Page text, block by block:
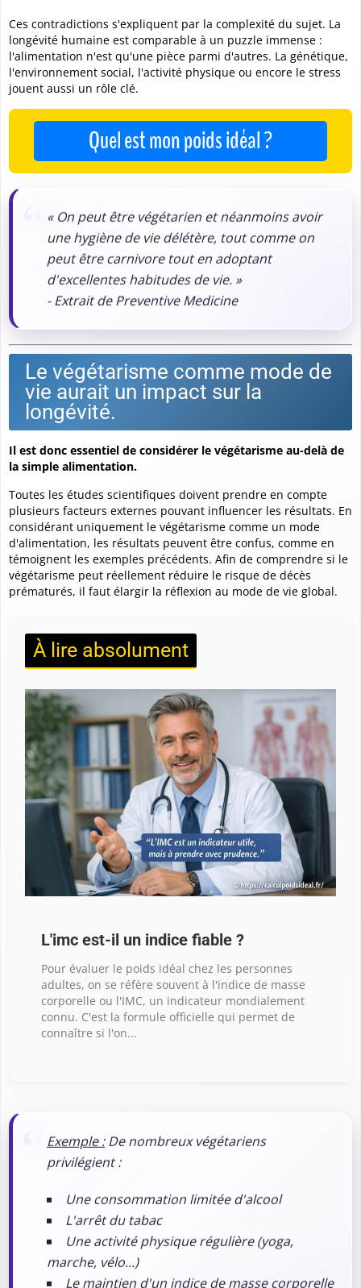
Ces contradictions s'expliquent par la complexité du sujet. La
longévité humaine est comparable à un puzzle immense :
l'alimentation n'est qu'une pièce parmi d'autres. La génétique,
l'environnement social, l'activité physique ou encore le stress
jouent aussi un rôle clé.
Quel est mon poids idéal ?
« On peut être végétarien et néanmoins avoir
une hygiène de vie délétère, tout comme on
peut être carnivore tout en adoptant
d'excellentes habitudes de vie. »
- Extrait de Preventive Medicine
Le végétarisme comme mode de
vie aurait un impact sur la
longévité.
Il est donc essentiel de considérer le végétarisme au-delà de
la simple alimentation.
Toutes les études scientifiques doivent prendre en compte
plusieurs facteurs externes pouvant influencer les résultats. En
considérant uniquement le végétarisme comme un mode
d'alimentation, les résultats peuvent être confus, comme en
témoignent les exemples précédents. Afin de comprendre si le
végétarisme peut réellement réduire le risque de décès
prématurés, il faut élargir la réflexion au mode de vie global.
À lire absolument
L'imc est-il un indice fiable ?
Pour évaluer le poids idéal chez les personnes
adultes, on se réfère souvent à l'indice de masse
corporelle ou l'IMC, un indicateur mondialement
connu. C'est la formule officielle qui permet de
connaître si l'on...
Exemple :De nombreux végétariens
privilégient :
Une consommation limitée d'alcool
L'arrêt du tabac
Une activité physique régulière (yoga,
marche, vélo...)
Le maintien d'un indice de masse corporelle